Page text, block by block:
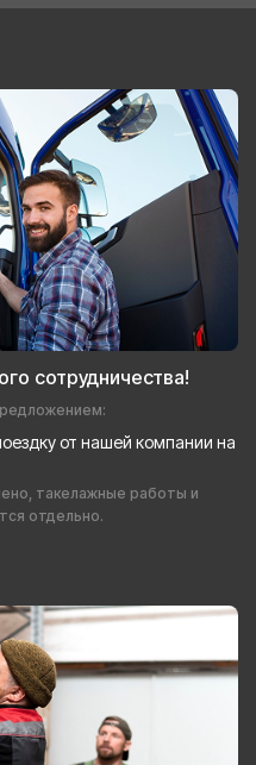
сотрудничества!
от нашей компании на
такелажные работы и
отдельно.